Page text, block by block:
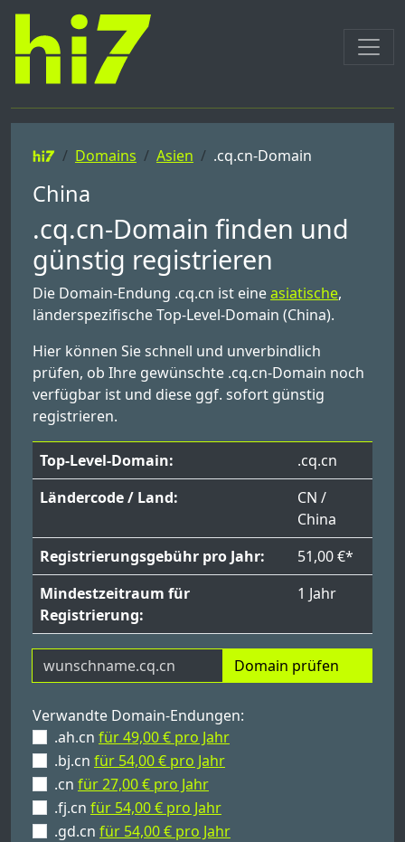
Domains Asien .cq.cn-Domain
China
.cq.cn-Domain finden und
günstig registrieren
Die Domain-Endung .cq.cn ist eineasiatische,
länderspezifische Top-Level-Domain (China).
Hier können Sie schnell und unverbindlich
prüfen, ob Ihre gewünschte .cq.cn-Domain noch
verfügbar ist und diese ggf. sofort günstig
registrieren.
Top-Level-Domain:
.cq.cn
Ländercode / Land:
CN /
China
Registrierungsgebühr pro Jahr:
51,00 €*
Mindestzeitraum für
Registrierung:
1 Jahr
Domain prüfen
Verwandte Domain-Endungen:
.ah.cn für 49,00 € pro Jahr
.bj.cn für 54,00 € pro Jahr
.cn für 27,00 € pro Jahr
.fj.cn für 54,00 € pro Jahr
.gd.cn für 54,00 € pro Jahr